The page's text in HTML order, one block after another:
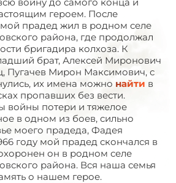
героем. После
прадед жил в родном селе
района, где продолжал
бригадира колхоза. К
брат, Алексей Миронович
Пугачев Мирон Максимович, с
их имена можно найти в
пропавших без вести.
войны потери и тяжелое
в одном из боев, сильно
моего прадеда, Фадея
году мой прадед скончался в
он в родном селе
района. Вся наша семья
о нашем герое.